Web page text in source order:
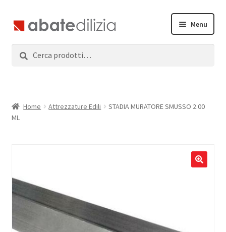
Vai
alla
navigazione
Vai
al
contenuto
Menu
child
Servizi
Accedi
Registrati
Home Attrezzature Edili
STADIA MURATORE SMUSSO 2.00
ML